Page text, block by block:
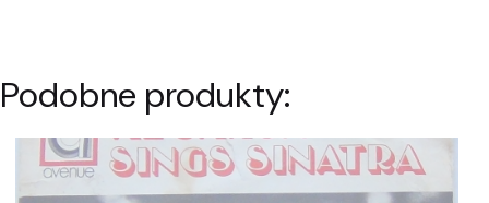
Podobne produkty: